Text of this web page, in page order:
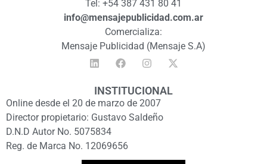
Tel: +54 387 431 80 41
info@mensajepublicidad.com.ar
Comercializa:
Mensaje Publicidad (Mensaje S.A)
INSTITUCIONAL
Online desde el 20 de marzo de 2007
Director propietario: Gustavo Saldeño
D.N.D Autor No. 5075834
Reg. de Marca No. 12069656